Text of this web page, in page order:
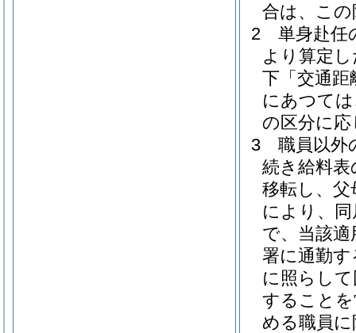
合は、こ
2
単身赴任
より算定
下「交通距
にあつて
の区分に
3
職員以外
続き給料
移転し、
により、
で、当該
署に通勤
に照らし
すること
める職員